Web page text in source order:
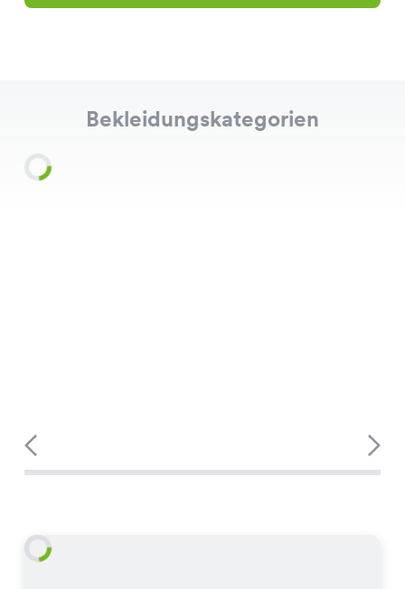
Bekleidungskategorien